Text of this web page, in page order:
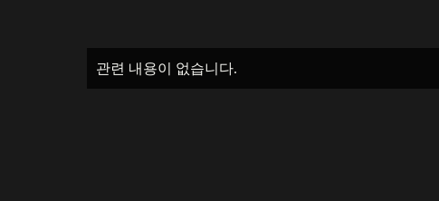
관련 내용이 없습니다.